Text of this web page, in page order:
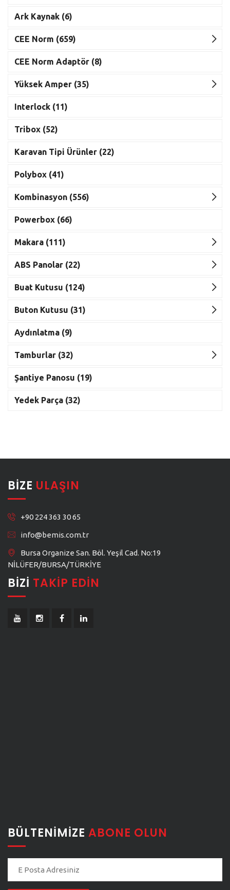
Ark Kaynak (6)
CEE Norm (659)
CEE Norm Adaptör (8)
Yüksek Amper (35)
Interlock (11)
Tribox (52)
Karavan Tipi Ürünler (22)
Polybox (41)
Kombinasyon (556)
Powerbox (66)
Makara (111)
ABS Panolar (22)
Buat Kutusu (124)
Buton Kutusu (31)
Aydınlatma (9)
Tamburlar (32)
Şantiye Panosu (19)
Yedek Parça (32)
BIZE ULAŞIN
+90 224 363 30 65
info@bemis.com.tr
Bursa Organize San. Böl. Yeşil Cad. No:19
NİLÜFER/BURSA/TÜRKİYE
BIZI TAKIP EDIN
BÜLTENIMIZE ABONE OLUN